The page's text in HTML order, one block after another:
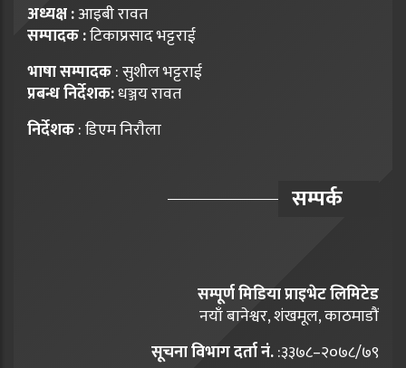
अध्यक्ष :आइबी रावत
सम्पादक :टिकाप्रसाद भट्टराई
भाषा सम्पादक: सुशील भट्टराई
प्रबन्ध निर्देशक:धञ्जय रावत
निर्देशक: डिएम निराैला
सम्पर्क
सम्पूर्ण मिडिया प्राइभेट लिमिटेड
नयाँ बानेश्वर, शंखमूल, काठमाडौं
सूचना विभाग दर्ता नं.:३३७८–२०७८/७९